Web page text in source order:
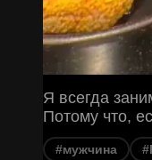
Я всегда
Потому что,
#мужчина